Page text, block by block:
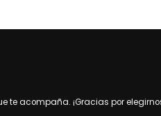
te acompaña. ¡Gracias por